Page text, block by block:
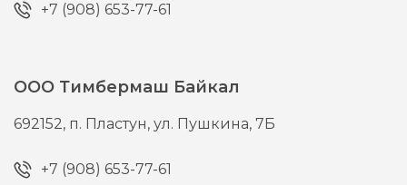
+7 (908) 653-77-61
ООО Тимбермаш Байкал
692152, п. Пластун,ул. Пушкина, 7Б
+7 (908) 653-77-61